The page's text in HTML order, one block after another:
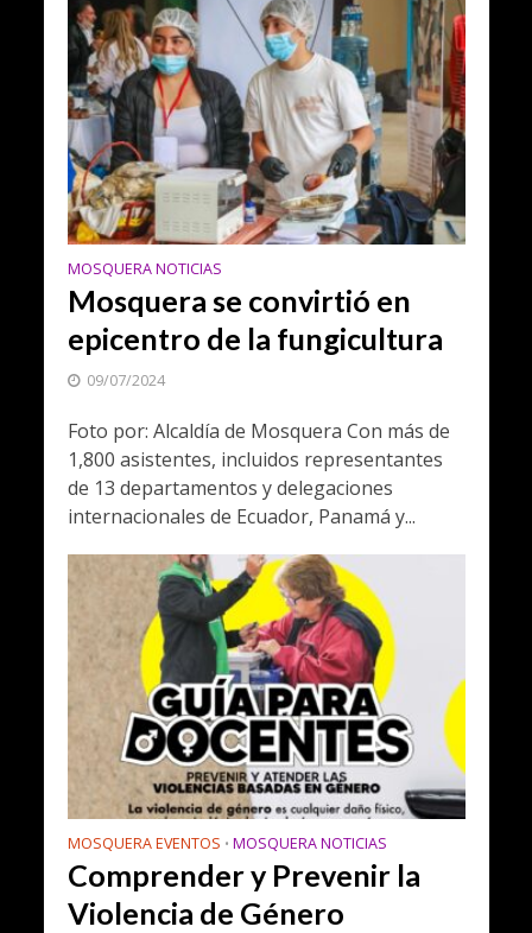
MOSQUERA NOTICIAS
Mosquera se convirtió en
epicentro de la fungicultura
09/07/2024
Foto por: Alcaldía de Mosquera Con más de
1,800 asistentes, incluidos representantes
de 13 departamentos y delegaciones
internacionales de Ecuador, Panamá y...
MOSQUERA EVENTOS • MOSQUERA NOTICIAS
Comprender y Prevenir la
Violencia de Género